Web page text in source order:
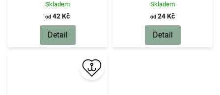
Skladem
od 42 Kč
Detail
Skladem
od 24 Kč
Detail